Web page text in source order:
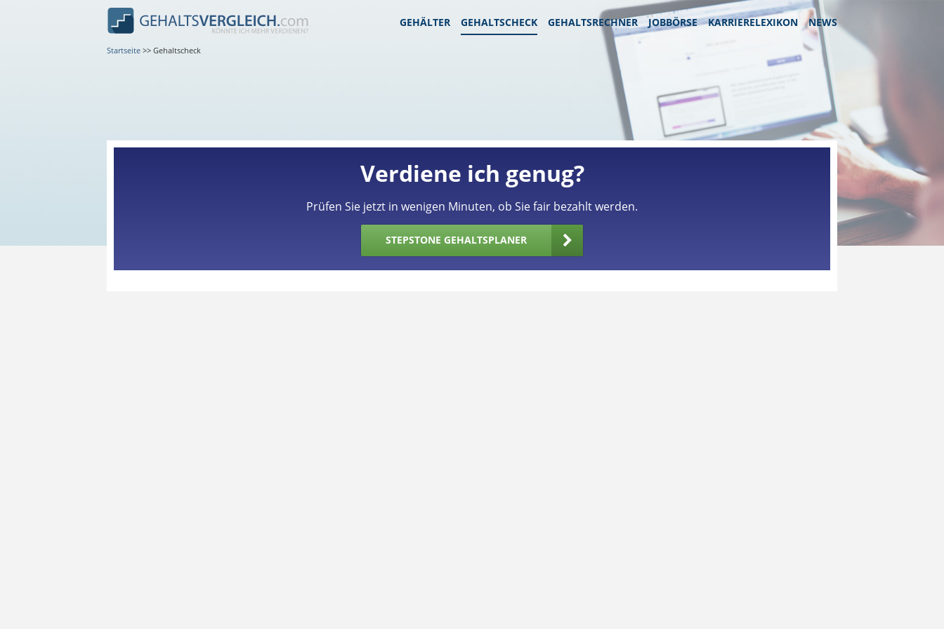
GEHÄLTER GEHALTSCHECK GEHALTSRECHNER JOBBÖRSE KARRIERELEXIKON NEWS
Startseite >> Gehaltscheck
Verdiene ich genug?
Prüfen Sie jetzt in wenigen Minuten, ob Sie fair bezahlt werden.
STEPSTONE GEHALTSPLANER